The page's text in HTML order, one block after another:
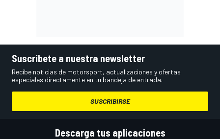
Suscríbete a nuestra newsletter
Recibe noticias de motorsport, actualizaciones y ofertas
especiales directamente en tu bandeja de entrada.
SUSCRIBIRSE
Descarga tus aplicaciones